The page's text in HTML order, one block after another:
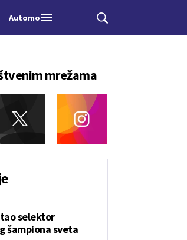
Automobili
mrežama
selektor
šampiona sveta